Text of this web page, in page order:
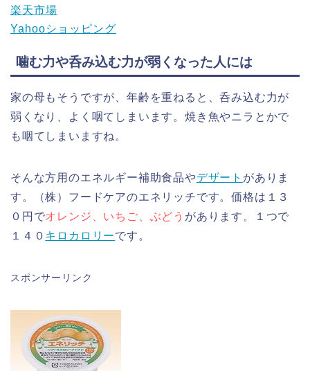
楽天市場
Yahooショッピング
噛む力や呑み込む力が弱くなった人には
家の母もそうですが、年齢を重ねると、呑み込む力が
弱くなり、よく咽てしまいます。焼き魚やニラとかで
も咽てしまいますね。
そんな方用のエネルギー補助食品やデザート がありま
す。（株）フードケアのエネリッチです。価格は１３
０円でオレンジ、いちご、ぶどう があります。１つで
１４０ キロカロリーです。
スポンサーリンク